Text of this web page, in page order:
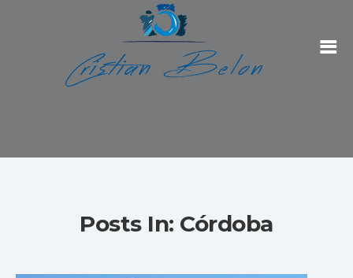
Posts In: Córdoba